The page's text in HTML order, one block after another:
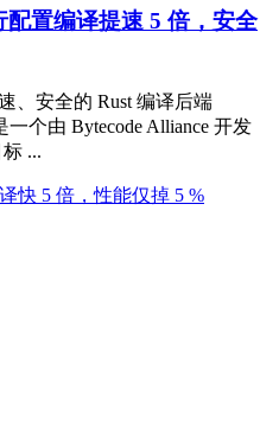
置编译提速 5 倍，安全
、安全的 Rust 编译后端
一个由 Bytecode Alliance 开发
...